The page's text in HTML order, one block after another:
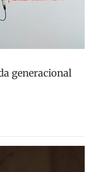
generacional